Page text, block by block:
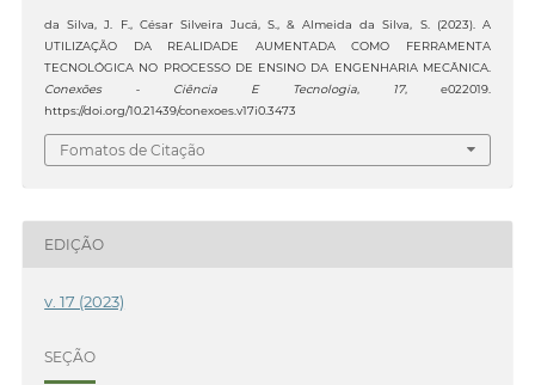
da Silva, J. F., César Silveira Jucá, S., & Almeida da Silva, S. (2023). A
UTILIZAÇÃO DA REALIDADE AUMENTADA COMO FERRAMENTA
TECNOLÓGICA NO PROCESSO DE ENSINO DA ENGENHARIA MECÂNICA.
Conexões - Ciência E Tecnologia, 17, e022019.
https://doi.org/10.21439/conexoes.v17i0.3473
Fomatos de Citação
EDIÇÃO
v. 17 (2023)
SEÇÃO